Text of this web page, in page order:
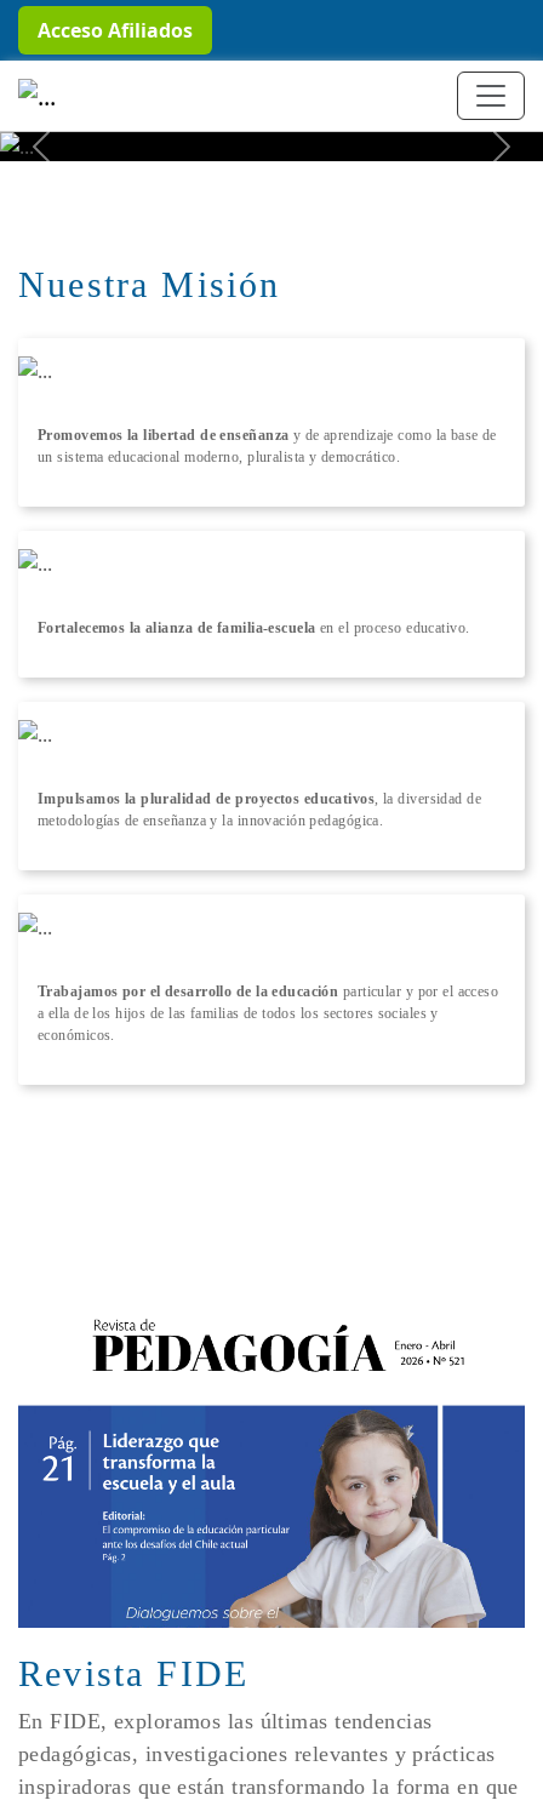
Acceso Afiliados
+ Conocer más
Previous Next
Nuestra Misión
Promovemos la libertad de enseñanza y de aprendizaje como la base de
un sistema educacional moderno, pluralista y democrático.
Fortalecemos la alianza de familia-escuela en el proceso educativo.
Impulsamos la pluralidad de proyectos educativos , la diversidad de
metodologías de enseñanza y la innovación pedagógica.
Trabajamos por el desarrollo de la educación particular y por el acceso
a ella de los hijos de las familias de todos los sectores sociales y
económicos.
Revista FIDE
En FIDE, exploramos las últimas tendencias
pedagógicas, investigaciones relevantes y prácticas
inspiradoras que están transformando la forma en que